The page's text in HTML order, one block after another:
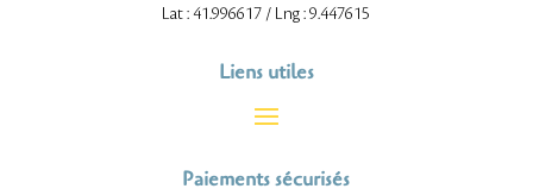
Lat : 41.996617 / Lng : 9.447615
Liens utiles
Paiements sécurisés